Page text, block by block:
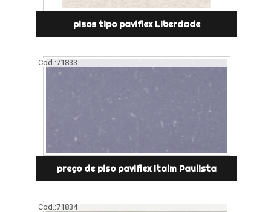
pisos tipo paviflex Liberdade
Cod.:71833
preço de piso paviflex Itaim Paulista
Cod.:71834